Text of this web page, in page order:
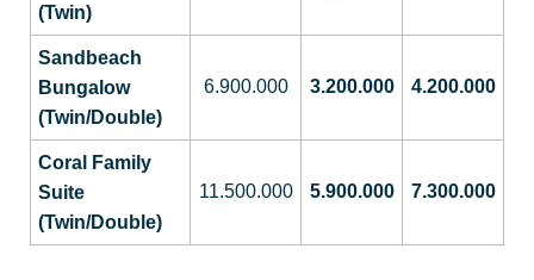
(Twin)
Sandbeach
Bungalow
(Twin/Double)
6.900.000 3.200.000 4.200.000
Coral Family
Suite
(Twin/Double)
11.500.000 5.900.000 7.300.000